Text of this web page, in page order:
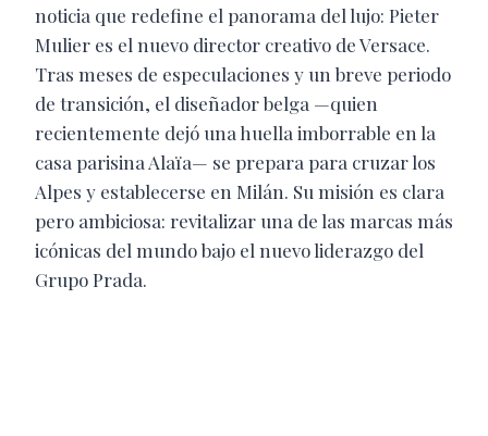
noticia que redefine el panorama del lujo: Pieter
Mulier es el nuevo director creativo de Versace.
Tras meses de especulaciones y un breve periodo
de transición, el diseñador belga —quien
recientemente dejó una huella imborrable en la
casa parisina Alaïa— se prepara para cruzar los
Alpes y establecerse en Milán. Su misión es clara
pero ambiciosa: revitalizar una de las marcas más
icónicas del mundo bajo el nuevo liderazgo del
Grupo Prada.